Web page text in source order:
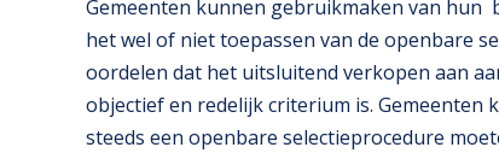
Gemeenten kunnen gebruikmaken van
het wel of niet toepassen van de openbare
oordelen dat het uitsluitend verkopen aan
objectief en redelijk criterium is. Gemeenten
steeds een openbare selectieprocedure